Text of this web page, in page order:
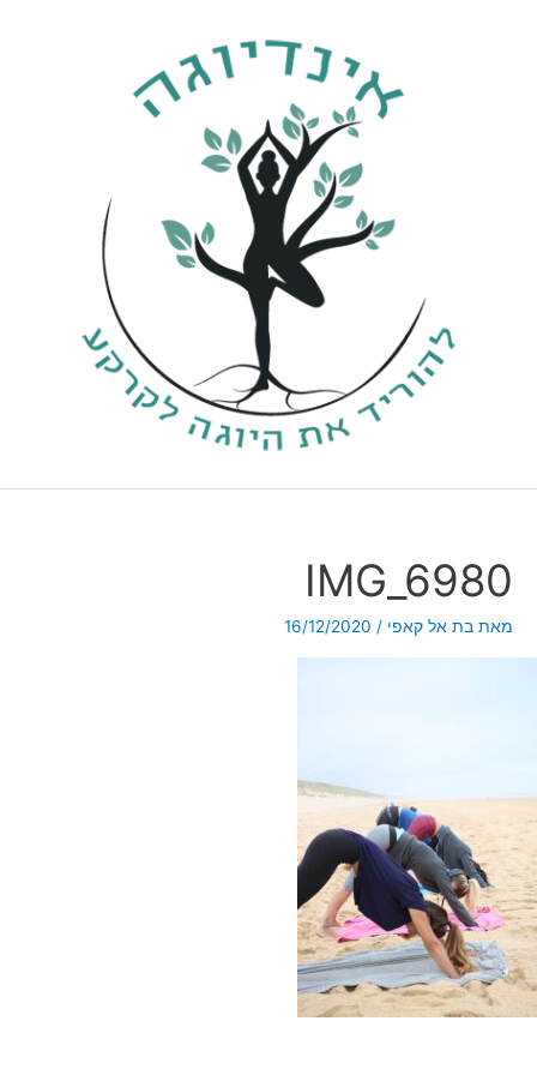
IMG_6980
מאת בת אל קאפי /
16/12/2020